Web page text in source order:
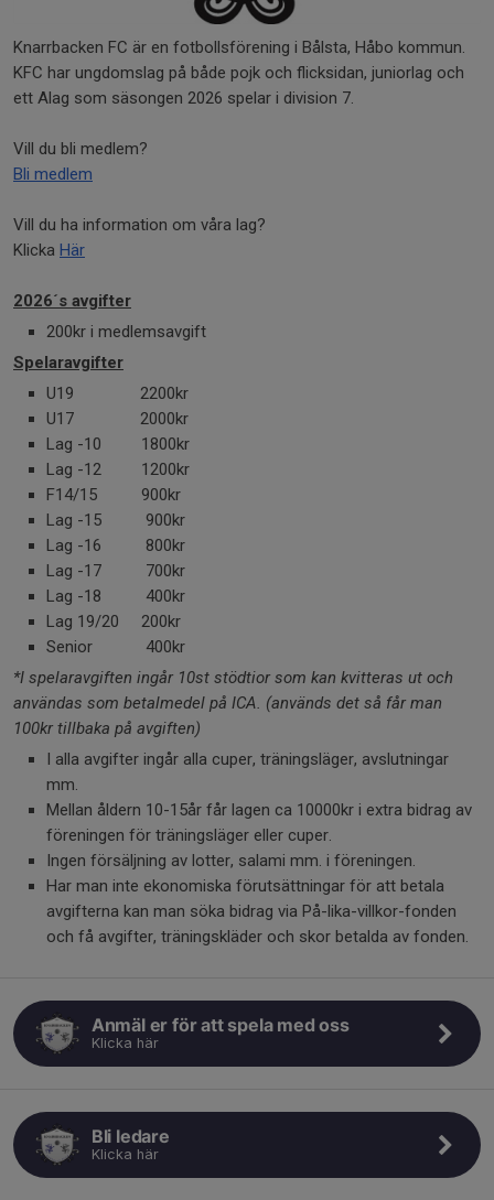
Knarrbacken FC är en fotbollsförening i Bålsta, Håbo kommun.
KFC har ungdomslag på både pojk och flicksidan, juniorlag och
ett Alag som säsongen 2026 spelar i division 7.
Vill du bli medlem?
Bli medlem
Vill du ha information om våra lag?
Klicka Här
2026´s avgifter
200kr i medlemsavgift
Spelaravgifter
U19 2200kr
U17 2000kr
Lag -10 1800kr
Lag -12 1200kr
F14/15 900kr
Lag -15 900kr
Lag -16 800kr
Lag -17 700kr
Lag -18 400kr
Lag 19/20 200kr
Senior 400kr
*I spelaravgiften ingår 10st stödtior som kan kvitteras ut och
användas som betalmedel på ICA. (används det så får man
100kr tillbaka på avgiften)
I alla avgifter ingår alla cuper, träningsläger, avslutningar
mm.
Mellan åldern 10-15år får lagen ca 10000kr i extra bidrag av
föreningen för träningsläger eller cuper.
Ingen försäljning av lotter, salami mm. i föreningen.
Har man inte ekonomiska förutsättningar för att betala
avgifterna kan man söka bidrag via På-lika-villkor-fonden
och få avgifter, träningskläder och skor betalda av fonden.
Anmäl er för att spela med oss
Klicka här
Bli ledare
Klicka här